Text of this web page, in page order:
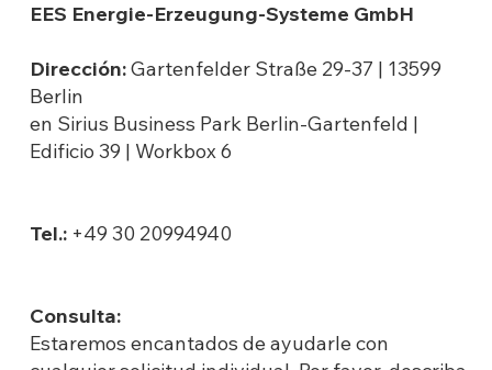
EES Energie-Erzeugung-Systeme GmbH
Dirección:Gartenfelder Straße 29-37 | 13599
Berlin
en Sirius Business Park Berlin-Gartenfeld |
Edificio 39 | Workbox 6
Tel.: +49 30 20994940
Consulta:
Estaremos encantados de ayudarle con